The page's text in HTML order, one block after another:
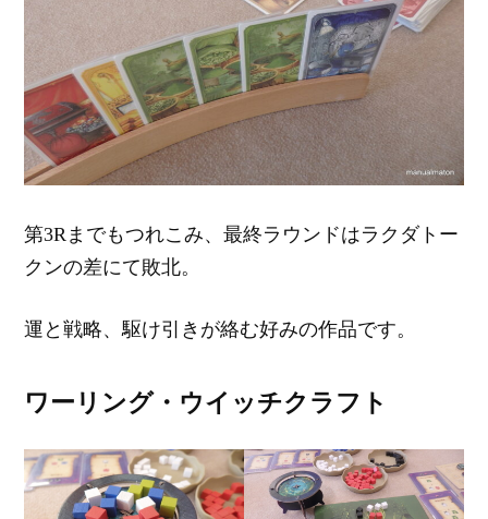
第3Rまでもつれこみ、最終ラウンドはラクダトー
クンの差にて敗北。
運と戦略、駆け引きが絡む好みの作品です。
ワーリング・ウイッチクラフト